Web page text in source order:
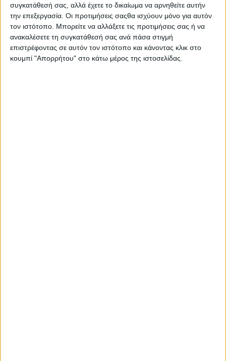
συγκατάθεσή σας, αλλά έχετε το δικαίωμα να αρνηθείτε αυτήν
την επεξεργασία. Οι προτιμήσεις σαςθα ισχύουν μόνο για αυτόν
τον ιστότοπο. Μπορείτε να αλλάξετε τις προτιμήσεις σας ή να
ανακαλέσετε τη συγκατάθεσή σας ανά πάσα στιγμή
επιστρέφοντας σε αυτόν τον ιστότοπο και κάνοντας κλικ στο
κουμπί "Απορρήτου" στο κάτω μέρος της ιστοσελίδας.
Ευχαριστήριο του εργαστηρίου «Παναγία
Ελεούσα»